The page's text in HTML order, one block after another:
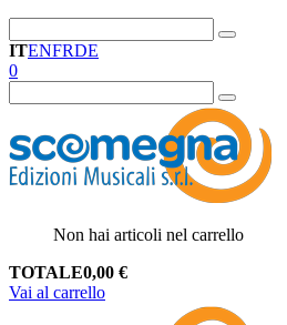
ITENFRDE
0
Non hai articoli nel carrello
TOTALE0,00 €
Vai al carrello